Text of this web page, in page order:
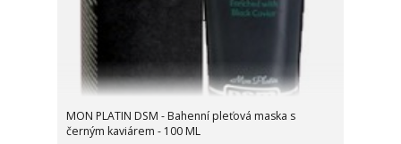
MON PLATIN DSM - Bahenní pleťová maska s
černým kaviárem - 100 ML